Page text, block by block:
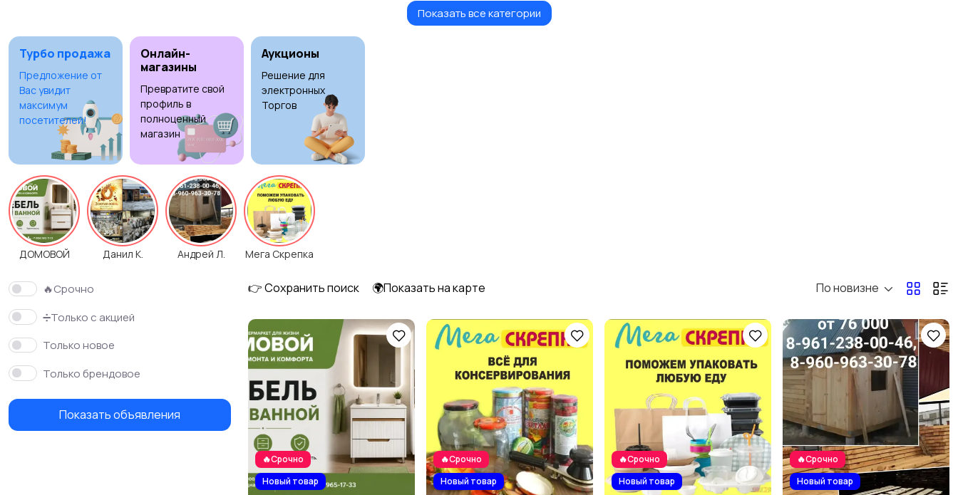
сигнализации
Растения и семена
Столы и стулья Текстиль и ковры9
Показать все категории
Турбо продажа
Предложение от
Вас увидит
максимум
посетителей!
Онлайн-
магазины
Превратите свой
профиль в
полноценный
магазин
Аукционы
Решение для
электронных
Торгов
ДОМОВОЙ Данил К. Андрей Л. Мега Скрепка
🔥Срочно
➗Только с акцией
Только новое
Только брендовое
Показать объявления
👉 Сохранить поиск 🌍Показать на карте По новизне
🔥Срочно
Новый товар
🔥Срочно
Новый товар
🔥Срочно
Новый товар
🔥Срочно
Новый товар